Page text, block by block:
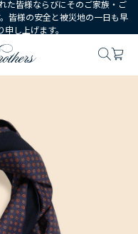
た皆様ならびにそのご家族・ご
皆様の安全と被災地の一日も早
し上げます。
ストール・帽子・手袋